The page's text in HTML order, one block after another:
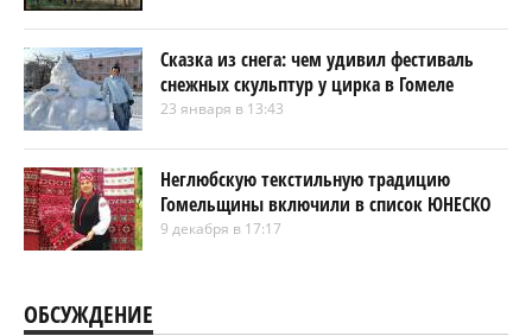
Сказка из снега: чем удивил фестиваль
снежных скульптур у цирка в Гомеле
23 января в 13:43
Неглюбскую текстильную традицию
Гомельщины включили в список ЮНЕСКО
9 декабря в 17:17
ОБСУЖДЕНИЕ